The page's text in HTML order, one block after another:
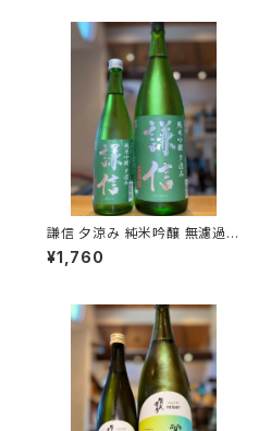
謙信 夕涼み 純米吟醸 無濾過生
720ml１本（池田屋酒造・新潟
県糸魚川市新鉄）
¥1,760